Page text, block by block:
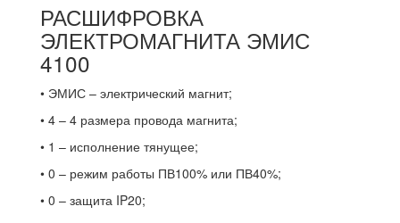
РАСШИФРОВКА
ЭЛЕКТРОМАГНИТА ЭМИС
4100
• ЭМИС – электрический магнит;
• 4 – 4 размера провода магнита;
• 1 – исполнение тянущее;
• 0 – режим работы ПВ100% или ПВ40%;
• 0 – защита IP20;